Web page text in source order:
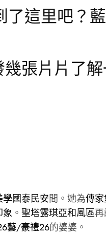
這里吧？
張片片了解
學國泰民安間。她為傳
象 。 聖塔露琪亞和風區
藝/豪禮26的婆婆。